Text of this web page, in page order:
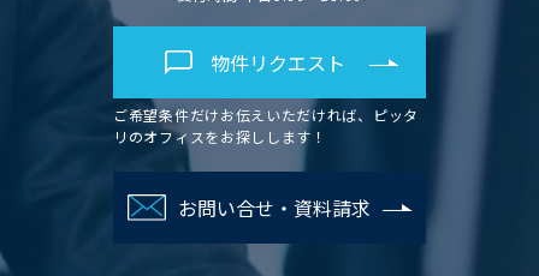
物件リクエスト
ご希望条件だけお伝えいただければ、ピッタ
リのオフィスをお探しします！
お問い合せ・資料請求